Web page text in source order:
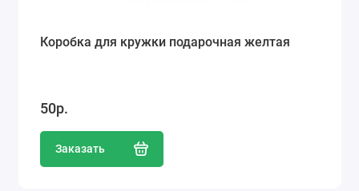
Коробка для кружки подарочная желтая
50р.
Заказать